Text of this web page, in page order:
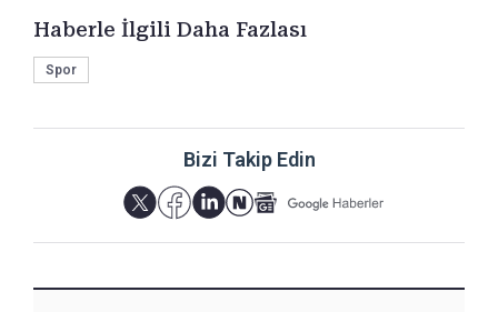
Haberle İlgili Daha Fazlası
Spor
Bizi Takip Edin